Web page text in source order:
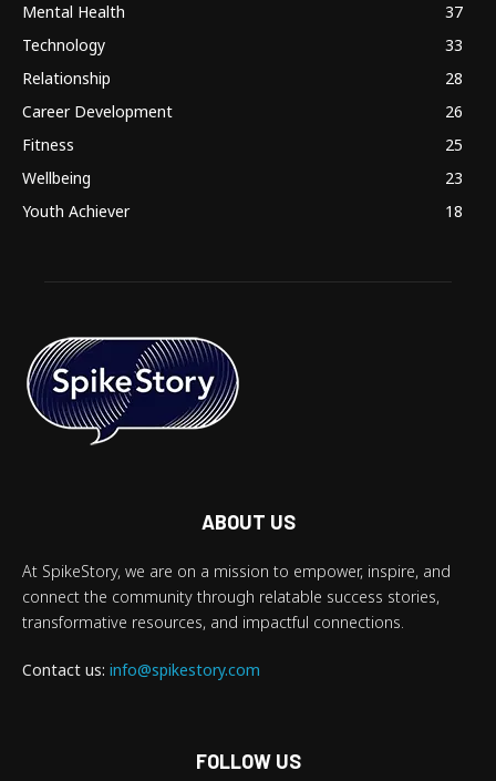
Mental Health
37
Technology
33
Relationship
28
Career Development
26
Fitness
25
Wellbeing
23
Youth Achiever
18
ABOUT US
At SpikeStory, we are on a mission to empower, inspire, and
connect the community through relatable success stories,
transformative resources, and impactful connections.
Contact us: info@spikestory.com
FOLLOW US